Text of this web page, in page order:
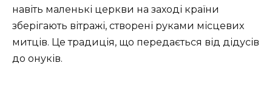
навіть маленькі церкви на заході країни
зберігають вітражі, створені руками місцевих
митців. Це традиція, що передається від дідусів
до онуків.